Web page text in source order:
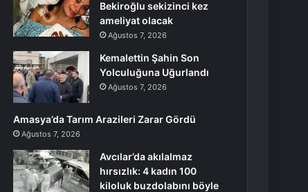
Bekiroğlu sekizinci kez
ameliyat olacak
Ağustos 7, 2026
Kemalettin Şahin Son
Yolculuğuna Uğurlandı
Ağustos 7, 2026
Amasya’da Tarım Arazileri Zarar Gördü
Ağustos 7, 2026
Avcılar’da akılalmaz
hırsızlık: 4 kadın 100
kiloluk buzdolabını böyle